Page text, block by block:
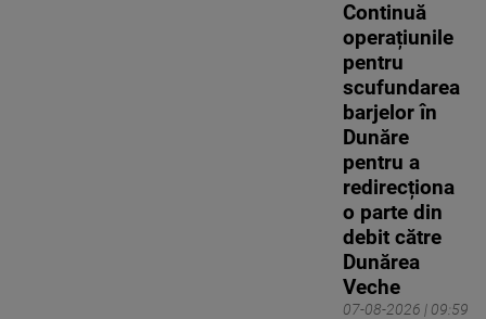
07-08-2026 | 09:59
Continuă
operațiunile
pentru
scufundarea
barjelor în
Dunăre
pentru a
redirecționa
o parte din
debit către
Dunărea
Veche